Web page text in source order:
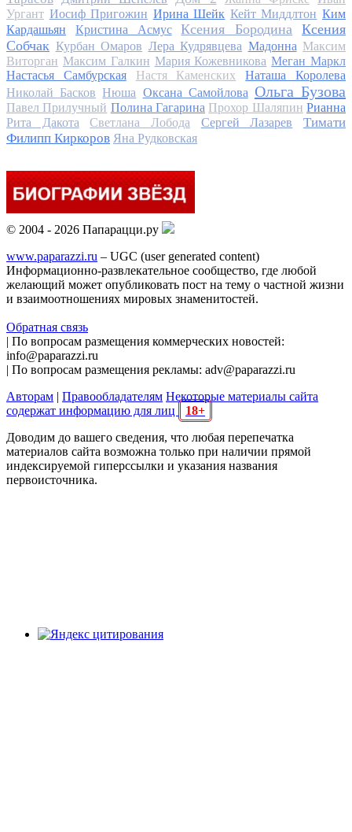
Ургант Иосиф Пригожин Ирина Шейк Кейт Миддлтон Ким
Кардашьян
Кристина Асмус Ксения Бородина
Ксения
Собчак Курбан Омаров Лера Кудрявцева Мадонна Максим
Виторган Максим Галкин Мария Кожевникова Меган Маркл
Настасья Самбурская
Настя Каменских
Наташа Королева
Николай Басков Нюша Оксана Самойлова Ольга Бузова
Павел Прилучный Полина Гагарина Прохор Шаляпин Рианна
Рита Дакота
Светлана Лобода Сергей Лазарев
Тимати
Филипп Киркоров Яна Рудковская
© 2004 - 2026 Папарацци.ру
www.paparazzi.ru – UGC (user generated content)
Информационно-развлекательное сообщество, где любой
желающий может опубликовать пост на тему о частной жизни
и взаимоотношениях мировых знаменитостей.
Обратная связь
| По вопросам размещения коммерческих новостей:
info@paparazzi.ru
| По вопросам размещения рекламы: adv@paparazzi.ru
Авторам | Правообладателям Некоторые материалы сайта
содержат информацию для лиц
18+
Доводим до вашего сведения, что любая перепечатка
материалов сайта возможна только при наличии прямой
индексируемой гиперссылки и указания названия
первоисточника.